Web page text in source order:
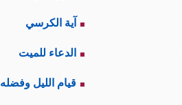
آية الكرسي
الدعاء للميت
قيام الليل وفضله